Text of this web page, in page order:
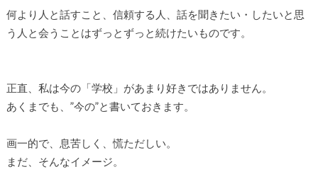
何より人と話すこと、信頼する人、話を聞きたい・したいと思
う人と会うことはずっとずっと続けたいものです。
正直、私は今の「学校」があまり好きではありません。
あくまでも、”今の”と書いておきます。
画一的で、息苦しく、慌ただしい。
まだ、そんなイメージ。